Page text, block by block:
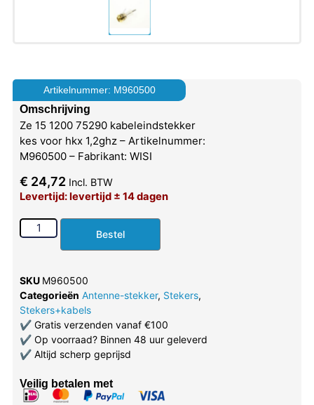
Artikelnummer: M960500
Omschrijving
Ze 15 1200 75290 kabeleindstekker
kes voor hkx 1,2ghz – Artikelnummer:
M960500 – Fabrikant: WISI
€ 24,72 Incl. BTW
Levertijd: levertijd ± 14 dagen
Bestel
SKU M960500
Categorieën Antenne-stekker, Stekers,
Stekers+kabels
✔Gratis verzenden vanaf €100
✔Op voorraad? Binnen 48 uur geleverd
✔Altijd scherp geprijsd
Veilig betalen met